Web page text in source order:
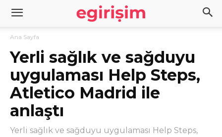
Ana Sayfa
Yerli sağlık ve sağduyu
uygulaması Help Steps,
Atletico Madrid ile
anlaştı
Yerli sağlık ve sağduyu uygulaması Help Steps,